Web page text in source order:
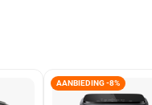
AANBIEDING -8%